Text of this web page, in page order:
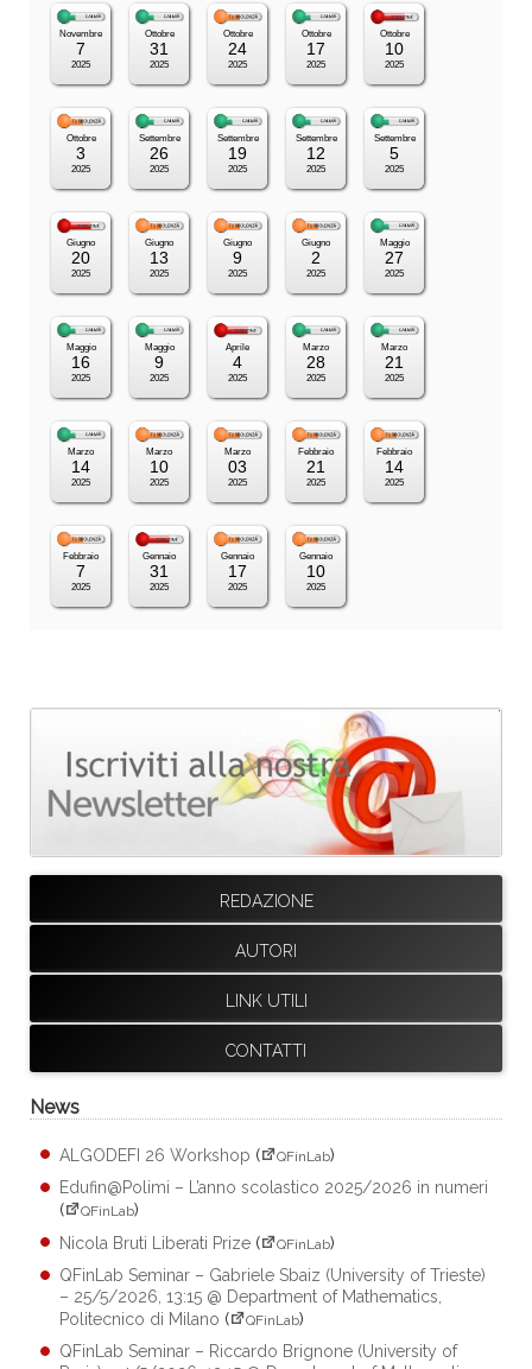
Novembre
7
2025
Ottobre
31
2025
Ottobre
24
2025
Ottobre
17
2025
Ottobre
10
2025
Ottobre
3
2025
Settembre
26
2025
Settembre
19
2025
Settembre
12
2025
Settembre
5
2025
Giugno
20
2025
Giugno
13
2025
Giugno
9
2025
Giugno
2
2025
Maggio
27
2025
Maggio
16
2025
Maggio
9
2025
Aprile
4
2025
Marzo
28
2025
Marzo
21
2025
Marzo
14
2025
Marzo
10
2025
Marzo
03
2025
Febbraio
21
2025
Febbraio
14
2025
Febbraio
7
2025
Gennaio
31
2025
Gennaio
17
2025
Gennaio
10
2025
REDAZIONE
AUTORI
LINK UTILI
CONTATTI
News
ALGODEFI 26 Workshop ( QFinLab)
Edufin@Polimi – L’anno scolastico 2025/2026 in numeri
(
QFinLab)
Nicola Bruti Liberati Prize ( QFinLab)
QFinLab Seminar – Gabriele Sbaiz (University of Trieste)
– 25/5/2026, 13:15 @ Department of Mathematics,
Politecnico di Milano ( QFinLab)
QFinLab Seminar – Riccardo Brignone (University of